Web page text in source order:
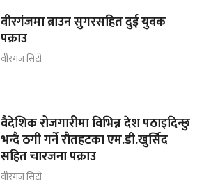
वीरगंजमा ब्राउन सुगरसहित दुई युवक
पक्राउ
वीरगंज सिटी
वैदेशिक रोजगारीमा विभिन्न देश पठाइदिन्छु
भन्दै ठगी गर्ने राैतहटका एम.डी.खुर्सिद
सहित चारजना पक्राउ
वीरगंज सिटी